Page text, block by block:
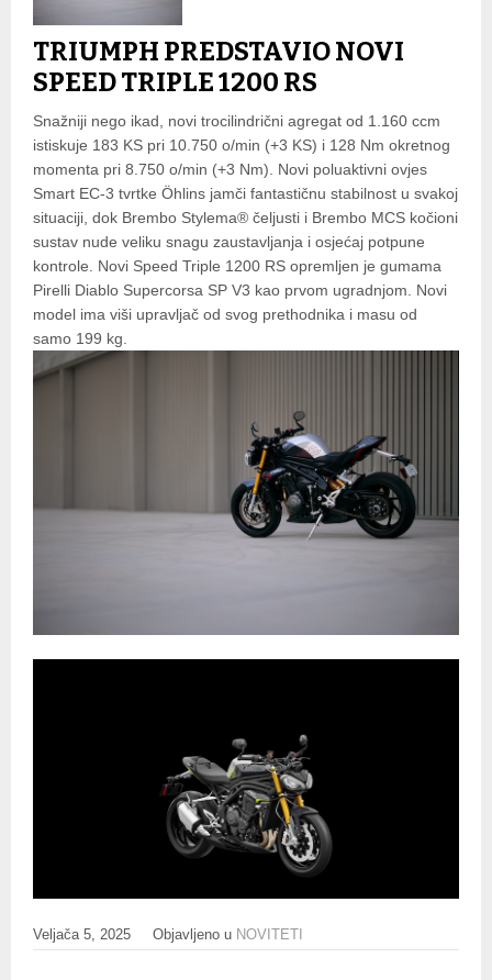
TRIUMPH PREDSTAVIO NOVI
SPEED TRIPLE 1200 RS
Snažniji nego ikad, novi trocilindrični agregat od 1.160 ccm
istiskuje 183 KS pri 10.750 o/min (+3 KS) i 128 Nm okretnog
momenta pri 8.750 o/min (+3 Nm). Novi poluaktivni ovjes
Smart EC-3 tvrtke Öhlins jamči fantastičnu stabilnost u svakoj
situaciji, dok Brembo Stylema® čeljusti i Brembo MCS kočioni
sustav nude veliku snagu zaustavljanja i osjećaj potpune
kontrole. Novi Speed Triple 1200 RS opremljen je gumama
Pirelli Diablo Supercorsa SP V3 kao prvom ugradnjom. Novi
model ima viši upravljač od svog prethodnika i masu od
samo 199 kg.
Veljača 5, 2025 Objavljeno u NOVITETI